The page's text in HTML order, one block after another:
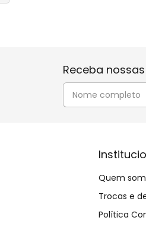
Receba
Quem
Trocas e
Política